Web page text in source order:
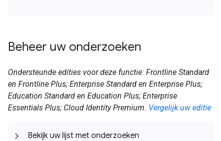
Beheer uw onderzoeken
Ondersteunde edities voor deze functie: Frontline Standard
en Frontline Plus; Enterprise Standard en Enterprise Plus;
Education Standard en Education Plus; Enterprise
Essentials Plus; Cloud Identity Premium. Vergelijk uw editie
Bekijk uw lijst met onderzoeken